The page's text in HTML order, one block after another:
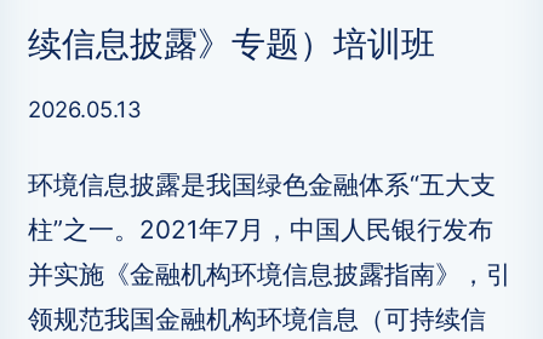
续信息披露》专题）培训班
2026.05.13
环境信息披露是我国绿色金融体系“五大支
柱”之一。2021年7月，中国人民银行发布
并实施《金融机构环境信息披露指南》，引
领规范我国金融机构环境信息（可持续信